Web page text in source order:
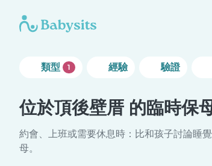
類型 1 經驗 驗證
位於頂後壁厝 的臨時保
約會、上班或需要休息時：比和孩子討論睡
母。